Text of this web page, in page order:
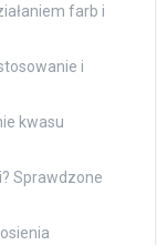
farb i
i
kwasu
Sprawdzone